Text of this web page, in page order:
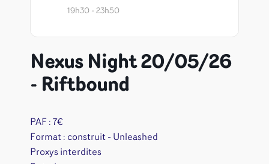
19h30 - 23h50
Nexus Night 20/05/26
- Riftbound
PAF : 7€
Format : construit - Unleashed
Proxys interdites